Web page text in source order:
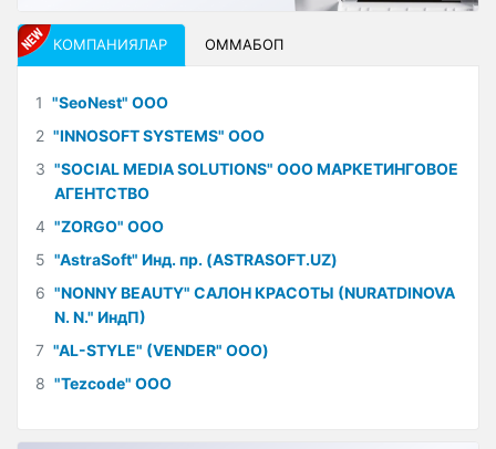
КОМПАНИЯЛАР ОММАБОП
1 "SeoNest" ООО
2 "INNOSOFT SYSTEMS" ООО
3 "SOCIAL MEDIA SOLUTIONS" ООО МАРКЕТИНГОВОЕ
АГЕНТСТВО
4 "ZORGO" ООО
5 "AstraSoft" Инд. пр. (ASTRASOFT.UZ)
6 "NONNY BEAUTY" САЛОН КРАСОТЫ (NURATDINOVA
N. N." ИндП)
7 "AL-STYLE" (VENDER" ООО)
8 "Tezcode" ООО